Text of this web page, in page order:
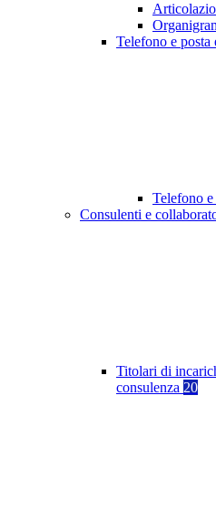
Telefono e posta
Telefono e
Consulenti e
Titolari di
consulenza 20